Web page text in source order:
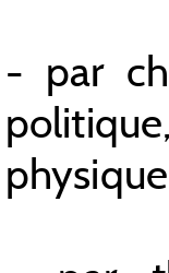
- par